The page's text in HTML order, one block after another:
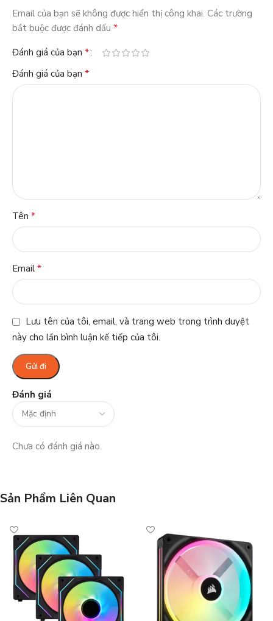
Đánh giá
Chưa có đánh giá nào.
Email của bạn sẽ không được hiển thị công khai. Các trường
bắt buộc được đánh dấu *
Đánh giá của bạn *
Đánh giá của bạn *
Tên *
Email *
Lưu tên của tôi, email, và trang web trong trình duyệt
này cho lần bình luận kế tiếp của tôi.
Sản Phẩm Liên Quan